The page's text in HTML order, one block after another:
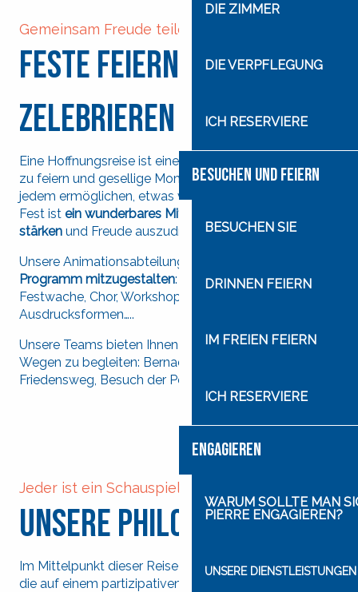
DIE ZIMMER
DIE VERPFLEGUNG
ICH RESERVIERE
BESUCHEN UND FEIERN
BESUCHEN SIE
DRINNEN FEIERN
IM FREIEN FEIERN
ICH RESERVIERE
ENGAGIEREN
WARUM SOLLTE MAN
PIERRE ENGAGIEREN?
UNSERE DIENSTLEISTUNGEN
Gemeinsam Freude teilen
Feste feiern und
zelebrieren
Eine Hoffnungsreise ist eine schöne Gelegenheit, um
zu feiern und gesellige Momente zu teilen, die es
jedem ermöglichen, etwas von sich preiszugeben. Das
Fest ist ein wunderbares Mittel, um Beziehungen zu
stärken und Freude auszudrücken.
Unsere Animationsabteilung kann Ihnen helfen,
Programm mitzugestalten: Willkommenswache,
Festwache, Chor, Workshops, Tänze und künstlerische
Ausdrucksformen…..
Unsere Teams bieten Ihnen an, Sie auf verschiedenen
Wegen zu begleiten: Bernadettes Schritt,
Friedensweg, Besuch der Peterskirche…
Jeder ist ein Schauspieler
Unsere Philosophie
Im Mittelpunkt dieser Reise steht unsere Philosophie,
die auf einem partizipativen Ansatz beruht: